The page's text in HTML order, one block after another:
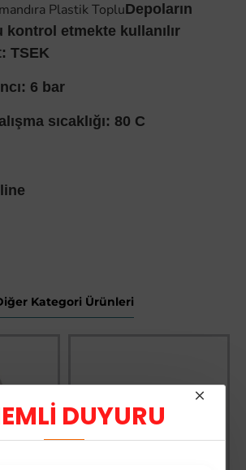
DUYURU
Plastik TopluDepoların
etmekte kullanılır
TSEK
6 bar
sıcaklığı: 80 C
Kategori Ürünleri